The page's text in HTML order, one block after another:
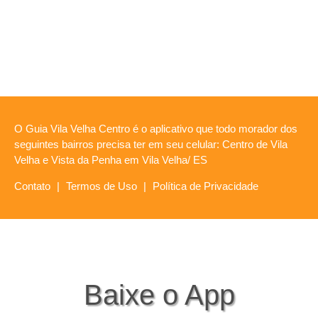
O Guia Vila Velha Centro é o aplicativo que todo morador dos
seguintes bairros precisa ter em seu celular: Centro de Vila
Velha e Vista da Penha em Vila Velha/ ES
Contato | Termos de Uso | Política de Privacidade
Baixe o App